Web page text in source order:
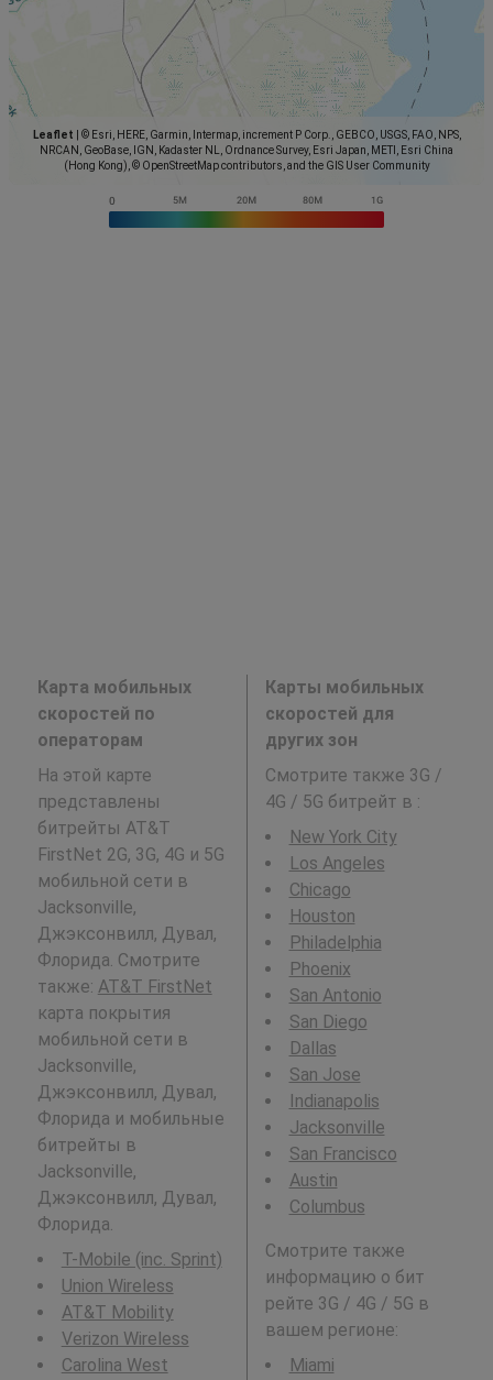
Leaflet
© Esri, HERE, Garmin, Intermap, increment P Corp., GEBCO, USGS, FAO, NPS,
NRCAN, GeoBase, IGN, Kadaster NL, Ordnance Survey, Esri Japan, METI, Esri China
(Hong Kong), © OpenStreetMap contributors, and the GIS User Community
Карта мобильных
скоростей по
операторам
На этой карте
представлены
битрейты AT&T
FirstNet 2G, 3G, 4G и 5G
мобильной сети в
Jacksonville,
Джэксонвилл, Дувал,
Флорида. Смотрите
также: AT&T FirstNet
карта покрытия
мобильной сети в
Jacksonville,
Джэксонвилл, Дувал,
Флорида и мобильные
битрейты в
Jacksonville,
Джэксонвилл, Дувал,
Флорида.
T-Mobile (inc. Sprint)
Union Wireless
AT&T Mobility
Verizon Wireless
Carolina West
Карты мобильных
скоростей для
других зон
Смотрите также 3G /
4G / 5G битрейт в :
New York City
Los Angeles
Chicago
Houston
Philadelphia
Phoenix
San Antonio
San Diego
Dallas
San Jose
Indianapolis
Jacksonville
San Francisco
Austin
Columbus
Смотрите также
информацию о бит
рейте 3G / 4G / 5G в
вашем регионе:
Miami